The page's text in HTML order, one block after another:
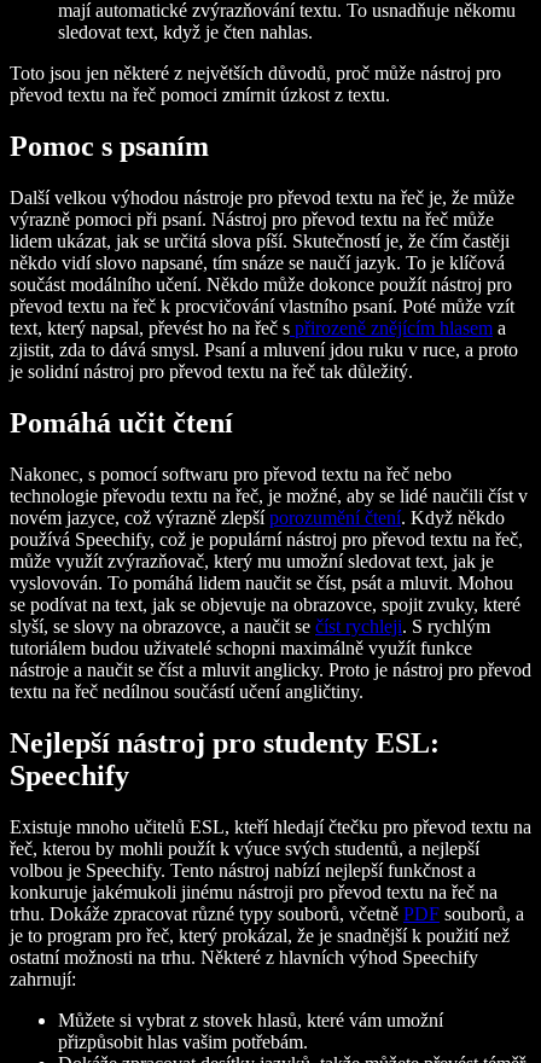
mají automatické zvýrazňování textu. To usnadňuje někomu
sledovat text, když je čten nahlas.
Toto jsou jen některé z největších důvodů, proč může nástroj pro
převod textu na řeč pomoci zmírnit úzkost z textu.
Pomoc s psaním
Další velkou výhodou nástroje pro převod textu na řeč je, že může
výrazně pomoci při psaní. Nástroj pro převod textu na řeč může
lidem ukázat, jak se určitá slova píší. Skutečností je, že čím častěji
někdo vidí slovo napsané, tím snáze se naučí jazyk. To je klíčová
součást modálního učení. Někdo může dokonce použít nástroj pro
převod textu na řeč k procvičování vlastního psaní. Poté může vzít
text, který napsal, převést ho na řeč s přirozeně znějícím hlasem a
zjistit, zda to dává smysl. Psaní a mluvení jdou ruku v ruce, a proto
je solidní nástroj pro převod textu na řeč tak důležitý.
Pomáhá učit čtení
Nakonec, s pomocí softwaru pro převod textu na řeč nebo
technologie převodu textu na řeč, je možné, aby se lidé naučili číst v
novém jazyce, což výrazně zlepšíporozumění čtení. Když někdo
používá Speechify, což je populární nástroj pro převod textu na řeč,
může využít zvýrazňovač, který mu umožní sledovat text, jak je
vyslovován. To pomáhá lidem naučit se číst, psát a mluvit. Mohou
se podívat na text, jak se objevuje na obrazovce, spojit zvuky, které
slyší, se slovy na obrazovce, a naučit se číst rychleji. S rychlým
tutoriálem budou uživatelé schopni maximálně využít funkce
nástroje a naučit se číst a mluvit anglicky. Proto je nástroj pro převod
textu na řeč nedílnou součástí učení angličtiny.
Nejlepší nástroj pro studenty ESL:
Speechify
Existuje mnoho učitelů ESL, kteří hledají čtečku pro převod textu na
řeč, kterou by mohli použít k výuce svých studentů, a nejlepší
volbou je Speechify. Tento nástroj nabízí nejlepší funkčnost a
konkuruje jakémukoli jinému nástroji pro převod textu na řeč na
trhu. Dokáže zpracovat různé typy souborů, včetně PDF souborů, a
je to program pro řeč, který prokázal, že je snadnější k použití než
ostatní možnosti na trhu. Některé z hlavních výhod Speechify
zahrnují:
Můžete si vybrat z stovek hlasů, které vám umožní
přizpůsobit hlas vašim potřebám.